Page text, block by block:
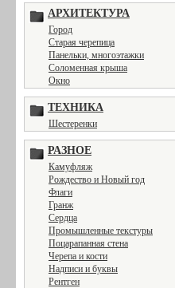
АРХИТЕКТУРА
Город
Старая черепица
Панельки, многоэтажки
Соломенная крыша
Окно
ТЕХНИКА
Шестеренки
РАЗНОЕ
Камуфляж
Рождество и Новый год
Флаги
Гранж
Сердца
Промышленные текстуры
Поцарапанная стена
Черепа и кости
Надписи и буквы
Рентген